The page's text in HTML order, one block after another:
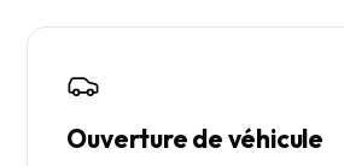
Ouverture de véhicule